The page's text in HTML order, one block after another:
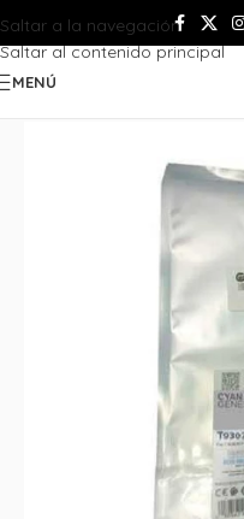
Saltar a la navegación
Saltar al contenido principal
MENÚ